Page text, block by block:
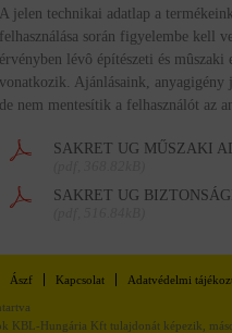
A jelen technikai adatlap a
felhasználása során figyelembe kell
érvényben lévô építészeti és
vonatkozik. Ajánlásaink, anyagigény
de nem mentesítik a felhasználót az
SAKRET UG MŰSZAKI
SAKRET UG
Ászf Kapcsolat Adatvédelmi
KBL-Hungária Kft tulajdonát képezik,